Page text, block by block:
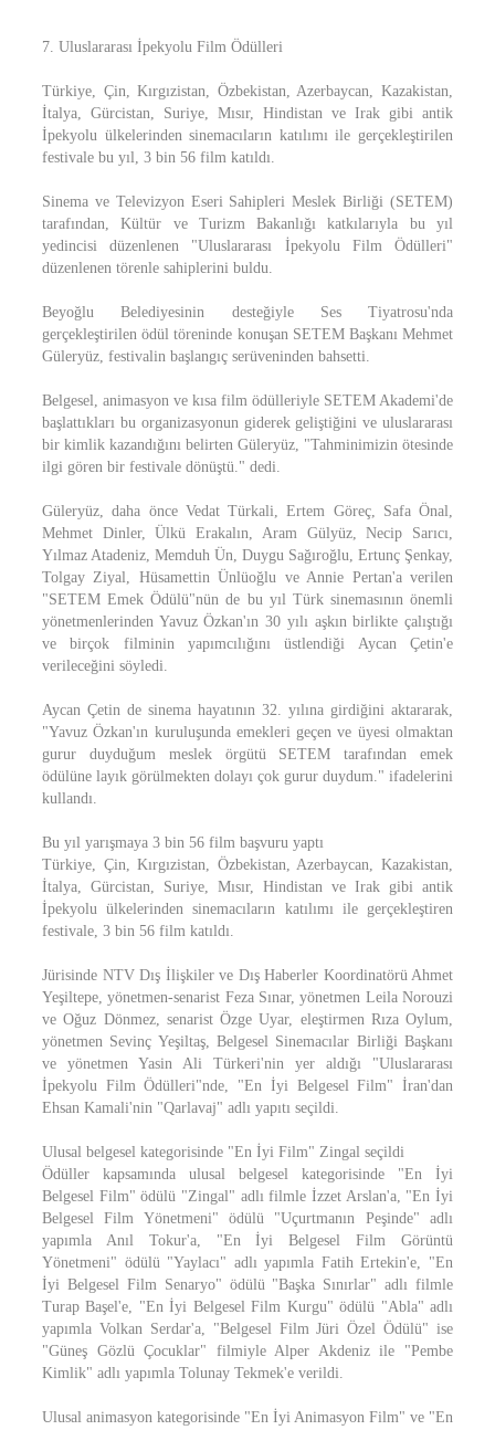
7. Uluslararası İpekyolu Film Ödülleri
Türkiye, Çin, Kırgızistan, Özbekistan, Azerbaycan, Kazakistan,
İtalya, Gürcistan, Suriye, Mısır, Hindistan ve Irak gibi antik
İpekyolu ülkelerinden sinemacıların katılımı ile gerçekleştirilen
festivale bu yıl, 3 bin 56 film katıldı.
Sinema ve Televizyon Eseri Sahipleri Meslek Birliği (SETEM)
tarafından, Kültür ve Turizm Bakanlığı katkılarıyla bu yıl
yedincisi düzenlenen "Uluslararası İpekyolu Film Ödülleri"
düzenlenen törenle sahiplerini buldu.
Beyoğlu Belediyesinin desteğiyle Ses Tiyatrosu'nda
gerçekleştirilen ödül töreninde konuşan SETEM Başkanı Mehmet
Güleryüz, festivalin başlangıç serüveninden bahsetti.
Belgesel, animasyon ve kısa film ödülleriyle SETEM Akademi'de
başlattıkları bu organizasyonun giderek geliştiğini ve uluslararası
bir kimlik kazandığını belirten Güleryüz, "Tahminimizin ötesinde
ilgi gören bir festivale dönüştü." dedi.
Güleryüz, daha önce Vedat Türkali, Ertem Göreç, Safa Önal,
Mehmet Dinler, Ülkü Erakalın, Aram Gülyüz, Necip Sarıcı,
Yılmaz Atadeniz, Memduh Ün, Duygu Sağıroğlu, Ertunç Şenkay,
Tolgay Ziyal, Hüsamettin Ünlüoğlu ve Annie Pertan'a verilen
"SETEM Emek Ödülü"nün de bu yıl Türk sinemasının önemli
yönetmenlerinden Yavuz Özkan'ın 30 yılı aşkın birlikte çalıştığı
ve birçok filminin yapımcılığını üstlendiği Aycan Çetin'e
verileceğini söyledi.
Aycan Çetin de sinema hayatının 32. yılına girdiğini aktararak,
"Yavuz Özkan'ın kuruluşunda emekleri geçen ve üyesi olmaktan
gurur duyduğum meslek örgütü SETEM tarafından emek
ödülüne layık görülmekten dolayı çok gurur duydum." ifadelerini
kullandı.
Bu yıl yarışmaya 3 bin 56 film başvuru yaptı
Türkiye, Çin, Kırgızistan, Özbekistan, Azerbaycan, Kazakistan,
İtalya, Gürcistan, Suriye, Mısır, Hindistan ve Irak gibi antik
İpekyolu ülkelerinden sinemacıların katılımı ile gerçekleştiren
festivale, 3 bin 56 film katıldı.
Jürisinde NTV Dış İlişkiler ve Dış Haberler Koordinatörü Ahmet
Yeşiltepe, yönetmen-senarist Feza Sınar, yönetmen Leila Norouzi
ve Oğuz Dönmez, senarist Özge Uyar, eleştirmen Rıza Oylum,
yönetmen Sevinç Yeşiltaş, Belgesel Sinemacılar Birliği Başkanı
ve yönetmen Yasin Ali Türkeri'nin yer aldığı "Uluslararası
İpekyolu Film Ödülleri"nde, "En İyi Belgesel Film" İran'dan
Ehsan Kamali'nin "Qarlavaj" adlı yapıtı seçildi.
Ulusal belgesel kategorisinde "En İyi Film" Zingal seçildi
Ödüller kapsamında ulusal belgesel kategorisinde "En İyi
Belgesel Film" ödülü "Zingal" adlı filmle İzzet Arslan'a, "En İyi
Belgesel Film Yönetmeni" ödülü "Uçurtmanın Peşinde" adlı
yapımla Anıl Tokur'a, "En İyi Belgesel Film Görüntü
Yönetmeni" ödülü "Yaylacı" adlı yapımla Fatih Ertekin'e, "En
İyi Belgesel Film Senaryo" ödülü "Başka Sınırlar" adlı filmle
Turap Başel'e, "En İyi Belgesel Film Kurgu" ödülü "Abla" adlı
yapımla Volkan Serdar'a, "Belgesel Film Jüri Özel Ödülü" ise
"Güneş Gözlü Çocuklar" filmiyle Alper Akdeniz ile "Pembe
Kimlik" adlı yapımla Tolunay Tekmek'e verildi.
Ulusal animasyon kategorisinde "En İyi Animasyon Film" ve "En